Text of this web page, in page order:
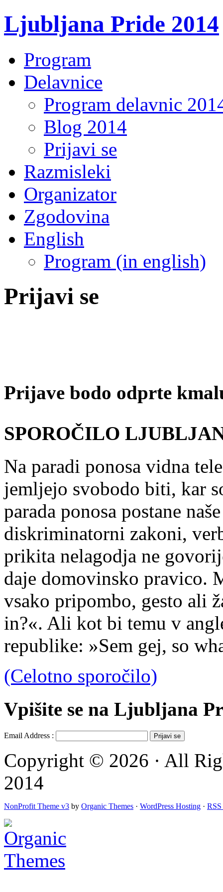
Ljubljana Pride 2014
Program
Delavnice
Program delavnic
Blog 2014
Prijavi se
Razmisleki
Organizator
Zgodovina
English
Program (in english)
Prijavi se
Prijave bodo odprte
SPOROČILO
Na paradi ponosa vidna
jemljejo svobodo biti, kar
parada ponosa postane
diskriminatorni zakoni,
prikita nelagodja ne
daje domovinsko pravico.
vsako pripombo, gesto ali
in?«. Ali kot bi temu v
republike: »Sem gej, so
(Celotno sporočilo)
Vpišite se na Ljubljana
Email Address :
Copyright © 2026 · All
2014
NonProfit Theme v3 by Organic Themes · WordPress Hosting · RSS